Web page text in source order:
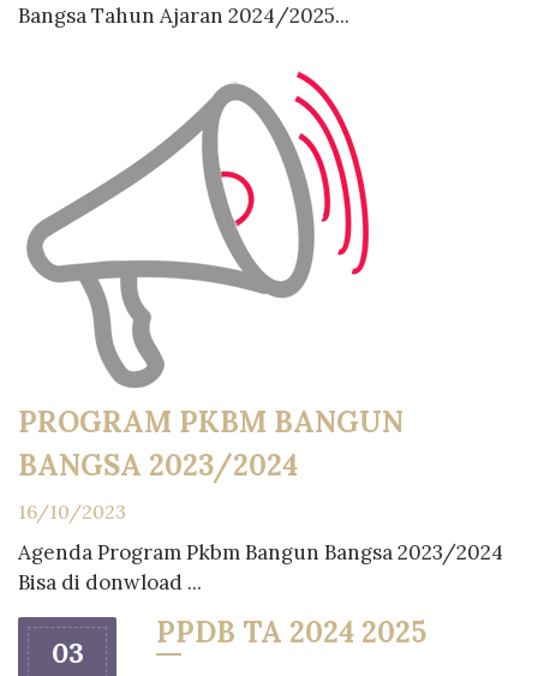
Bangsa Tahun Ajaran 2024/2025...
PROGRAM PKBM BANGUN
BANGSA 2023/2024
16/10/2023
Agenda Program Pkbm Bangun Bangsa 2023/2024
Bisa di donwload ...
03
PPDB TA 2024 2025